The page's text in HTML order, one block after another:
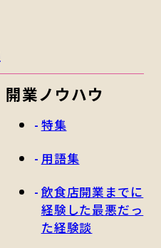
開業ノウハウ
特集
用語集
飲食店開業までに
経験した最悪だっ
た経験談